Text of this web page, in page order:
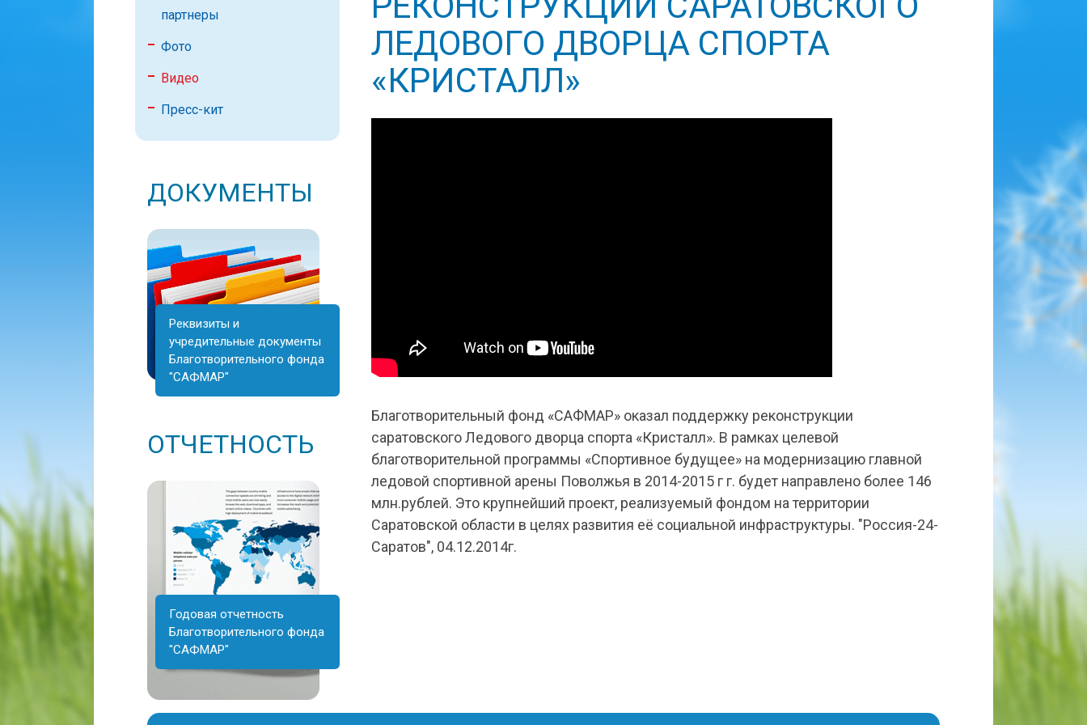
партнеры
Фото
Видео
Пресс-кит
ДОКУМЕНТЫ
Реквизиты и
учредительные документы
Благотворительного фонда
"САФМАР"
ОТЧЕТНОСТЬ
Годовая отчетность
Благотворительного фонда
"САФМАР"
ЛЕДОВОГО ДВОРЦА СПОРТА
«КРИСТАЛЛ»
Благотворительный фонд «САФМАР» оказал поддержку реконструкции
саратовского Ледового дворца спорта «Кристалл». В рамках целевой
благотворительной программы «Спортивное будущее» на модернизацию главной
ледовой спортивной арены Поволжья в 2014-2015 г г. будет направлено более 146
млн.рублей. Это крупнейший проект, реализуемый фондом на территории
Саратовской области в целях развития её социальной инфраструктуры. "Россия-24-
Саратов", 04.12.2014г.